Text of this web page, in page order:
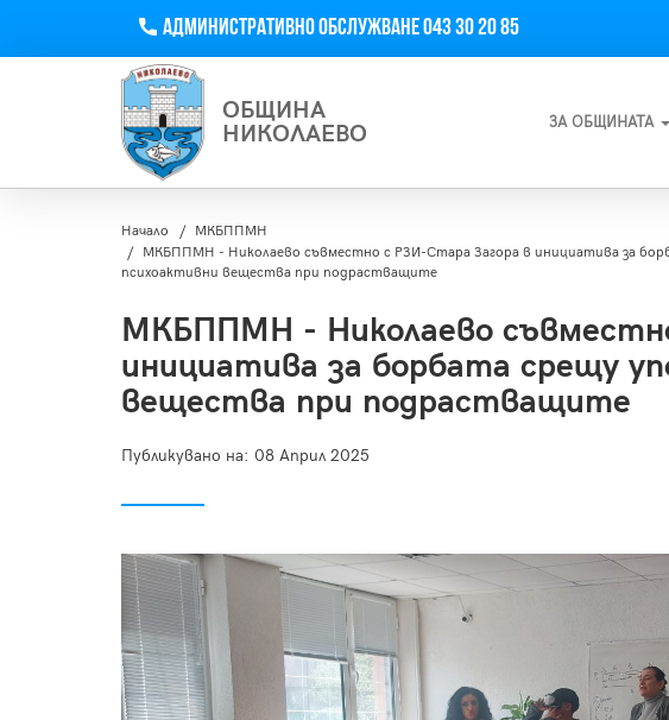
Телефон
Административно обслужване 043 30 20 85
ОБЩИНА
НИКОЛАЕВО
ЗА ОБЩИНАТА
Начало
МКБППМН
МКБППМН - Николаево съвместно с РЗИ-Стара Загора в инициатива за
психоактивни вещества при подрастващите
МКБППМН - Николаево
инициатива за борбата срещу
вещества при подрастващите
Публикувано на: 08 Април 2025